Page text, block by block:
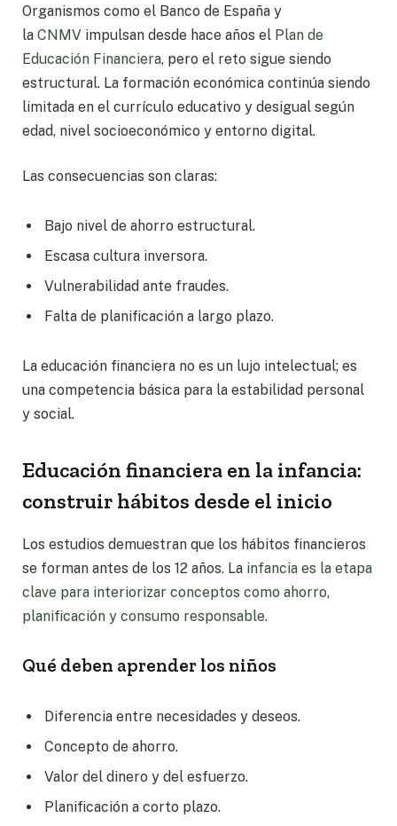
Organismos como el Banco de España y
la CNMV impulsan desde hace años el Plan de
Educación Financiera, pero el reto sigue siendo
estructural. La formación económica continúa siendo
limitada en el currículo educativo y desigual según
edad, nivel socioeconómico y entorno digital.
Las consecuencias son claras:
Bajo nivel de ahorro estructural.
Escasa cultura inversora.
Vulnerabilidad ante fraudes.
Falta de planificación a largo plazo.
La educación financiera no es un lujo intelectual; es
una competencia básica para la estabilidad personal
y social.
Educación financiera en la infancia:
construir hábitos desde el inicio
Los estudios demuestran que los hábitos financieros
se forman antes de los 12 años. La infancia es la etapa
clave para interiorizar conceptos como ahorro,
planificación y consumo responsable.
Qué deben aprender los niños
Diferencia entre necesidades y deseos.
Concepto de ahorro.
Valor del dinero y del esfuerzo.
Planificación a corto plazo.